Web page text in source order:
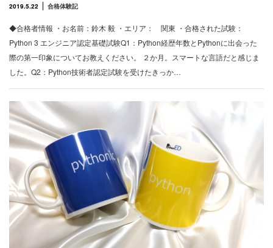
2019.5.22 合格体験記
◆合格者情報 ・お名前：鈴木 毅 ・エリア： 関東 ・合格された試験：
Python 3 エンジニア認定基礎試験Q1：Python経歴年数とPythonに出会った
際の第一印象についてお教えください。 ２か月。スマートな言語だと感じま
した。Q2：Python技術者認定試験を受けたきっか…